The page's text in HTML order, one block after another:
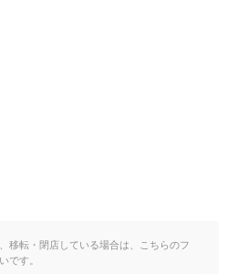
移転・閉店している場合は、こちらのフ
です。